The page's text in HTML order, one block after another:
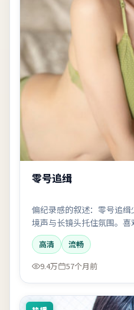
零号追缉
偏纪录感的叙述：零号追
境声与长镜头托住氛围。
会更对味。
高清
流畅
9.4万
57个月前